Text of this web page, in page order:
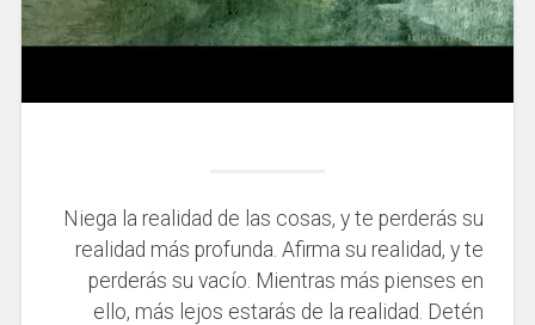
Niega la realidad de las cosas, y te perderás su
realidad más profunda. Afirma su realidad, y te
perderás su vacío. Mientras más pienses en
ello, más lejos estarás de la realidad. Detén